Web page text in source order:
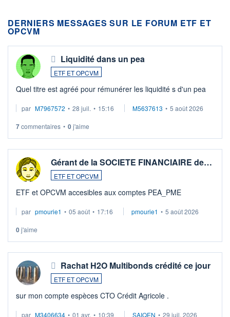
DERNIERS MESSAGES SUR LE FORUM ETF ET
OPCVM
Liquidité dans un pea
ETF ET OPCVM
Quel titre est agréé pour rémunérer les liquidité s d'un pea
par M7967572 • 28 juil. • 15:16 M5637613 • 5 août 2026
7commentaires • 0j'aime
Gérant de la SOCIETE FINANCIAIRE de…
ETF ET OPCVM
ETF et OPCVM accesibles aux comptes PEA_PME
par pmourie1 • 05 août • 17:16 pmourie1 • 5 août 2026
0j'aime
Rachat H2O Multibonds crédité ce jour
ETF ET OPCVM
sur mon compte espèces CTO Crédit Agricole .
par M3406634 • 01 avr. • 10:39 SAIQEN • 29 juil. 2026